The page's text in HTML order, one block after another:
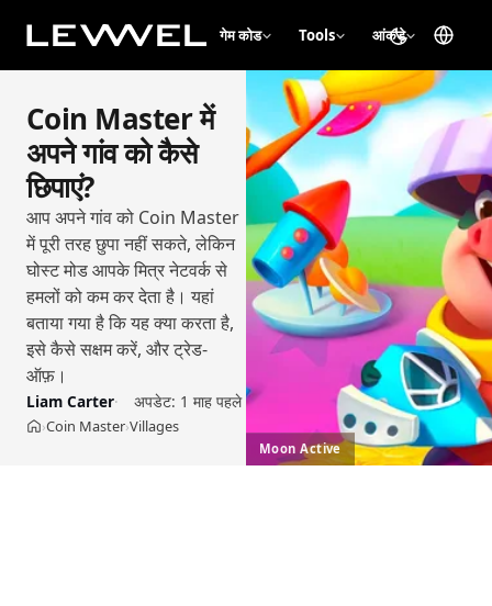
गेम कोड Tools आंकड़े
Coin Master में
अपने गांव को कैसे
छिपाएं?
आप अपने गांव को Coin Master
में पूरी तरह छुपा नहीं सकते, लेकिन
घोस्ट मोड आपके मित्र नेटवर्क से
हमलों को कम कर देता है। यहां
बताया गया है कि यह क्या करता है,
इसे कैसे सक्षम करें, और ट्रेड-
ऑफ़।
Liam Carter अपडेट: 1 माह पहले
होम
›Coin Master›Villages
Moon Active